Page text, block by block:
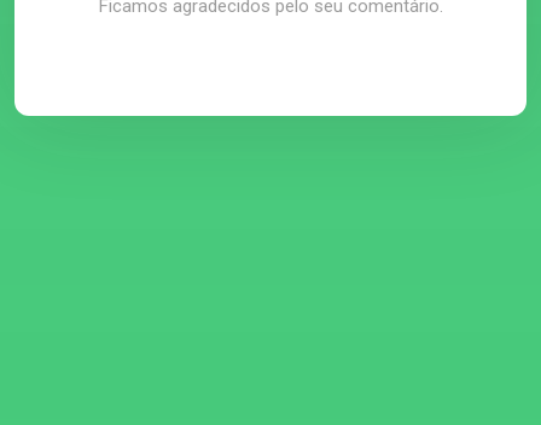
Ficamos agradecidos pelo seu comentário.